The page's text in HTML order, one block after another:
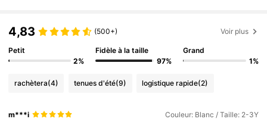
4,83 (500+) Voir plus
Petit
2%
Fidèle à la taille
97%
Grand
1%
rachètera(4) tenues d'été(9) logistique rapide(2)
m***i Couleur: Blanc / Taille: 2-3Y